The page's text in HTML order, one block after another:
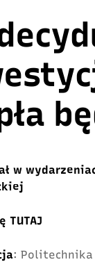
w
TUTAJ
: Politechnika